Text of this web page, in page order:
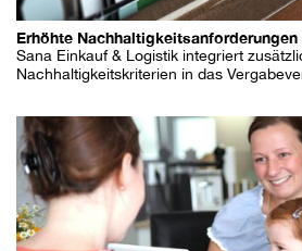
Erhöhte Nachhaltigkeitsanforderungen
Sana Einkauf & Logistik integriert
Nachhaltigkeitskriterien in das